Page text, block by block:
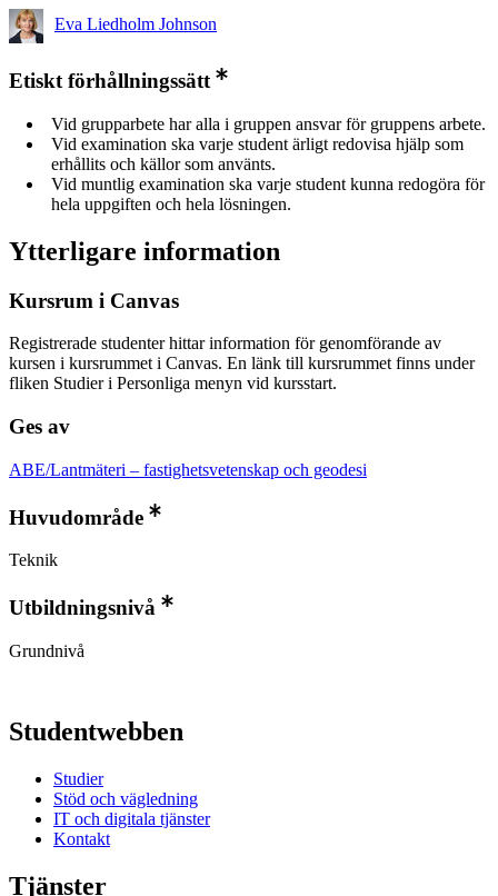
Eva Liedholm Johnson
Etiskt förhållningssätt
Vid grupparbete har alla i gruppen ansvar för gruppens arbete.
Vid examination ska varje student ärligt redovisa hjälp som
erhållits och källor som använts.
Vid muntlig examination ska varje student kunna redogöra för
hela uppgiften och hela lösningen.
Ytterligare information
Kursrum i Canvas
Registrerade studenter hittar information för genomförande av
kursen i kursrummet i Canvas. En länk till kursrummet finns under
fliken Studier i Personliga menyn vid kursstart.
Ges av
ABE/Lantmäteri – fastighetsvetenskap och geodesi
Huvudområde
Teknik
Utbildningsnivå
Grundnivå
Studentwebben
Studier
Stöd och vägledning
IT och digitala tjänster
Kontakt
Tjänster